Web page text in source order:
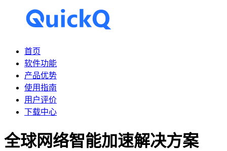
首页
软件功能
产品优势
使用指南
用户评价
下载中心
全球网络智能加速解决方案